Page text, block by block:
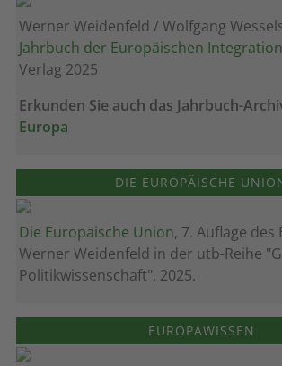
Werner Weidenfeld / Wolfgang
Jahrbuch der Europäischen
Verlag 2025
Erkunden Sie auch das Jahrbuch-
Europa
DIE EUROPÄISCHE
Die Europäische Union, 7. Auflage des
Werner Weidenfeld in der utb-Reihe
Politikwissenschaft", 2025.
EUROPAWISSEN